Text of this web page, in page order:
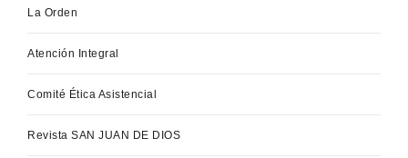
La Orden
Atención Integral
Comité Ética Asistencial
Revista SAN JUAN DE DIOS